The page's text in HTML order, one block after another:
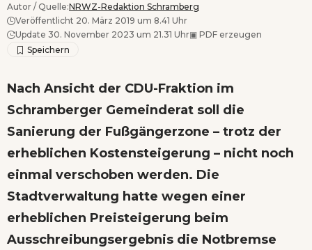
Autor / Quelle:NRWZ-Redaktion Schramberg
Veröffentlicht 20. März 2019 um 8.41 Uhr
Update 30. November 2023 um 21.31 Uhr▣ PDF erzeugen
Nach Ansicht der CDU-Fraktion im
Schramberger Gemeinderat soll die
Sanierung der Fußgängerzone – trotz der
erheblichen Kostensteigerung – nicht noch
einmal verschoben werden. Die
Stadtverwaltung hatte wegen einer
erheblichen Preisteigerung beim
Ausschreibungsergebnis die Notbremse